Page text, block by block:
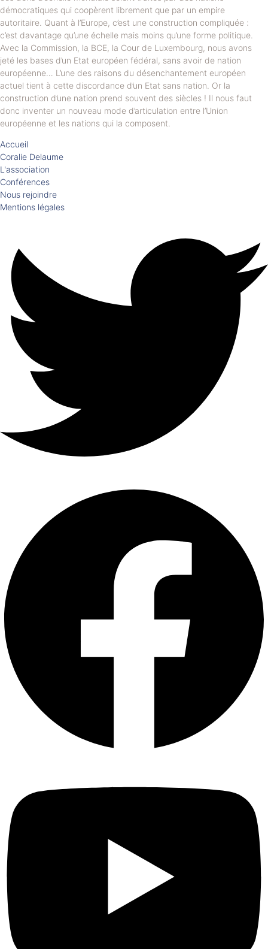
démocratiques qui coopèrent librement que par un empire
autoritaire. Quant à l’Europe, c’est une construction compliquée :
c’est davantage qu’une échelle mais moins qu’une forme politique.
Avec la Commission, la BCE, la Cour de Luxembourg, nous avons
jeté les bases d’un Etat européen fédéral, sans avoir de nation
européenne… L’une des raisons du désenchantement européen
actuel tient à cette discordance d’un Etat sans nation. Or la
construction d’une nation prend souvent des siècles ! Il nous faut
donc inventer un nouveau mode d’articulation entre l’Union
européenne et les nations qui la composent.
Accueil
Coralie Delaume
L'association
Conférences
Nous rejoindre
Mentions légales